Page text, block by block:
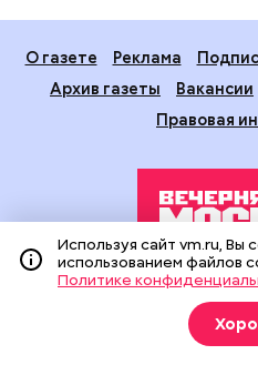
О газете Реклама
Архив газеты
Вакансии
Правовая
Издание создано при
средств массовой информации
На сайте применяются
(информационные технологии
Используя сайт vm.ru, Вы
использованием файлов
Политике